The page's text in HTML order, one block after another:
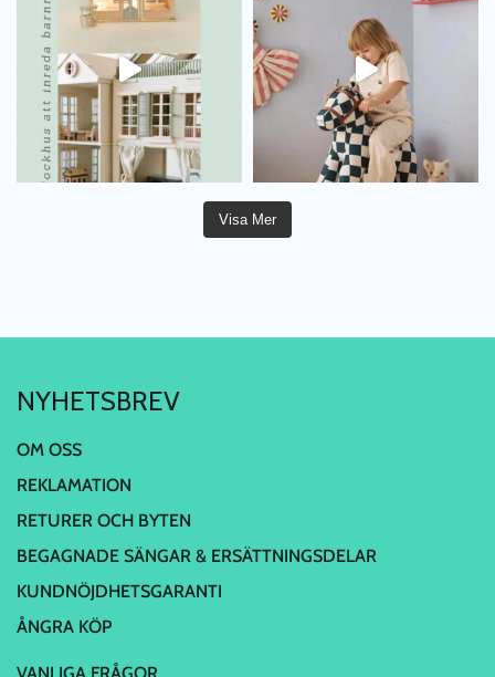
Visa Mer
NYHETSBREV
OM OSS
REKLAMATION
RETURER OCH BYTEN
BEGAGNADE SÄNGAR & ERSÄTTNINGSDELAR
KUNDNÖJDHETSGARANTI
ÅNGRA KÖP